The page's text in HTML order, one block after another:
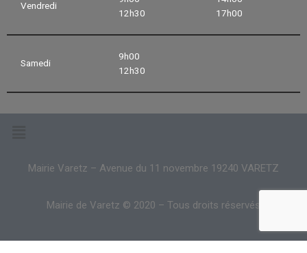
Vendredi
12h30
17h00
Samedi
9h00
12h30
Mairie Varetz – Avenue du 11 novembre 19240 VARETZ
Mairie de Varetz © 2020 – Tous droits réservés